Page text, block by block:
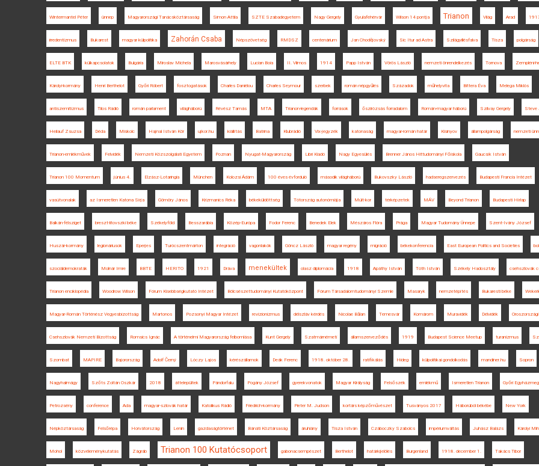
Wintermantel Péter ünnep Magyarországi Tanácsköztársaság Simon Attila SZTE Szabadegyetem Nagy Gergely Gyulafehérvár Wilson 14 pontja Trianon Világ Arad
irredentizmus Bukarest magyar külpolitika Zahorán Csaba Népszövetség RMDSZ centenárium Jan Chodějovský Sic Itur ad Astra Szilágyillésfalva Tisza polgárság
ELTE BTK külkapcsolatok Bulgária Miroslav Michela Marosvásárhely Lucian Boia II. Vilmos 1914 Papp István Vörös László nemzeti önrendelkezés Tornova Zempléni-
Károlyi-kormány Henri Berthelot Győri Róbert fosztogatások Charles Daniélou Charles Seymour szerbek román népgyűlés Századok műhelyvita Bittera Éva Melega Miklós
antiszemitizmus Tilos Rádió román parlament világháború Révész Tamás MTA Trianon-legendák források őszirózsás forradalom Román-magyar háború Szilvay Gergely Steve
Heilauf Zsuzsa Déda Miskolc Hajnal István Kör ujkor.hu kiállítás Batrina Klubrádió Vix-jegyzék katonaság magyar-román határ Kisinyov állampolgárság nemzeti
Trianon-emlékművek Felvidék Nemzeti Közszolgálati Egyetem Poznan Nyugat-Magyarország Libri Kiadó Nagy Egyesülés Brenner János Hittudományi Főiskola Gaucsík István
Trianon 100 Momentum június 4. Elzász-Lotaringia München Kolozsi Ádám 100 éves évforduló második világháború Bukovszky László hadseregszervezés Budapesti Francia Intézet
vasútvonalak az Ismeretlen Katona Sírja Gömöry János Krizmanics Réka békeküldöttség Tótország autonómiája Múlt-kor térképzetek MÁV Beyond Trianon Budapesti Hírlap
Balkán-félsziget breszt-litovszki béke Székelyföld Besszarábia Közép-Európa Fodor Ferenc Benedek Elek Mészáros Flóra Prága Magyar Tudomány Ünnepe Szent-Ivány József
Huszár-kormány legionáriusok Eperjes Turócszentmárton integráció vagonlakók Göncz László magyar regény migráció békekonferencia East European Politics and Societies
szociáldemokraták Molnár Imre BBTE HERITO 1921 Dráva menekültek olasz diplomácia 1918 Apáthy István Tóth István Székely Hadosztály csehszlovák
Trianon enciklopédia Woodrow Wilson Fórum Kisebbségkutató Intézet Bölcsészettudományi Kutatóközpont Fórum Társadalomtudományi Szemle Masaryk nemzetépítés Bukaresti béke
Magyar-Román Történész Vegyesbizottság Martonos Pozsonyi Magyar Intézet revizionizmus délszláv kérdés Nicolae Bălan Temesvár Komárom Muravidék Délvidék Oroszországi
Csehszlovák Nemzeti Bizottság Romsics Ignác A történelmi Magyarország felbomlása Kunt Gergely Szatmárnémeti államszerveződés 1919 Budapest Science Meetup turanizmus
Szombat MAPIRE Bajorország Adolf Černý Lóczy Lajos kérészállamok Deák Ferenc 1918. október 28. ratifikálás Hideg külpolitikai gondolkodás mandiner.hu Sopron
Nagyhalmágy Szőts Zoltán Oszkár 2018 áttelepültek Pándorfalu Pogány József gyerekvonatok Magyar Királyság Felsőszék emlékmű Ismeretlen Trianon Győri
Petrozsény conference Ada magyar-szlovák határ Katolikus Rádió Friedrich-kormány Pieter M. Judson kortárs képzőművészet Tusványos 2017 Háborúból békébe New York
Népköztársaság Felsőrépa Horvátország Lenin gazdaságtörténet Bánáti Köztársaság áruhiány Tisza István Czáboczky Szabolcs impériumváltás Juhász Balázs Károlyi
Mohol közvéleménykutatás Zágráb Trianon 100 Kutatócsoport gabonacsempészet Berthelot határkijelölés Burgenland 1918. december 1. Takács Tibor